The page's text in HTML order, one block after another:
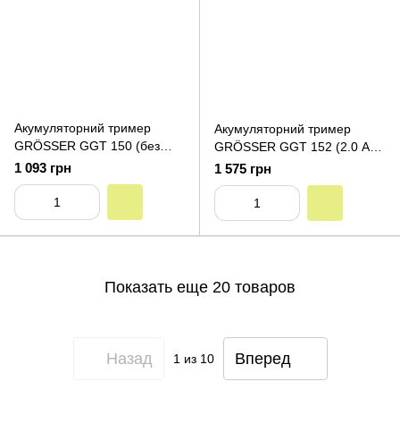
Акумуляторний тример
GRÖSSER GGT 150 (без
акумулятора та зарядного
пристрою)
1 093 грн
Акумуляторний тример
GRÖSSER GGT 152 (2.0 Аг
х2, зарядний пристрій)
1 575 грн
Показать еще 20 товаров
Назад 1 из 10 Вперед